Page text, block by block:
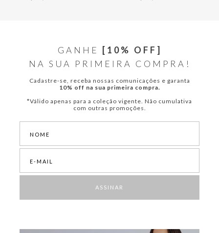
GANHE
[10% OFF]
NA SUA PRIMEIRA COMPRA!
Cadastre-se, receba nossas comunicações e garanta
10% off na sua primeira compra.
*Válido apenas para a coleção vigente. Não cumulativa
com outras promoções.
ASSINAR